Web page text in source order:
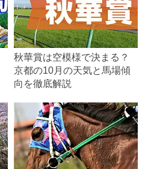
秋華賞は空模様で決まる？
京都の10月の天気と馬場傾
向を徹底解説